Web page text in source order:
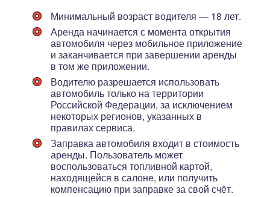
Минимальный возраст водителя — 18 лет.
Аренда начинается с момента открытия
автомобиля через мобильное приложение
и заканчивается при завершении аренды
в том же приложении.
Водителю разрешается использовать
автомобиль только на территории
Российской Федерации, за исключением
некоторых регионов, указанных в
правилах сервиса.
Заправка автомобиля входит в стоимость
аренды. Пользователь может
воспользоваться топливной картой,
находящейся в салоне, или получить
компенсацию при заправке за свой счёт.